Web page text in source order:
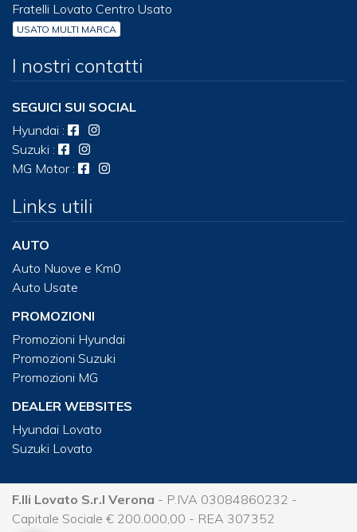
Fratelli Lovato Centro Usato
USATO MULTI MARCA
I nostri contatti
SEGUICI SUI SOCIAL
Hyundai :
Suzuki :
MG Motor :
Links utili
AUTO
Auto Nuove e Km0
Auto Usate
PROMOZIONI
Promozioni Hyundai
Promozioni Suzuki
Promozioni MG
DEALER WEBSITES
Hyundai Lovato
Suzuki Lovato
F.lli Lovato S.r.l Verona - P.IVA 03084860232 -
Capitale Sociale € 200.000,00 - REA 307352